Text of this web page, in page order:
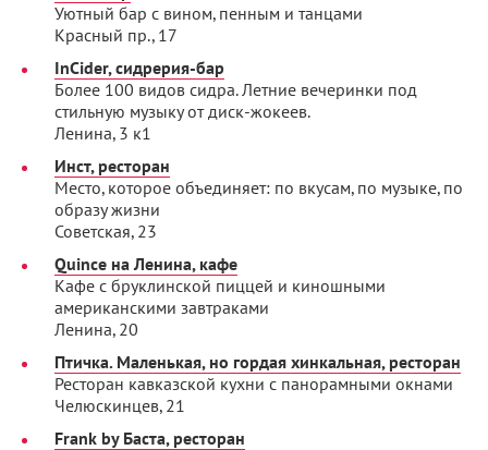
Уютный бар с вином, пенным и танцами
Красный пр., 17
InCider, сидрерия-бар
Более 100 видов сидра. Летние вечеринки под
стильную музыку от диск-жокеев.
Ленина, 3 к1
Инст, ресторан
Место, которое объединяет: по вкусам, по музыке, по
образу жизни
Советская, 23
Quince на Ленина, кафе
Кафе с бруклинской пиццей и киношными
американскими завтраками
Ленина, 20
Птичка. Маленькая, но гордая хинкальная, ресторан
Ресторан кавказской кухни с панорамными окнами
Челюскинцев, 21
Frank by Баста, ресторан